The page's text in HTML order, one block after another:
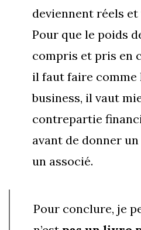
deviennent réels
Pour que le poids
compris et pris en
il faut faire comme
business, il vaut
contrepartie
avant de donner
un associé.
Pour conclure, je